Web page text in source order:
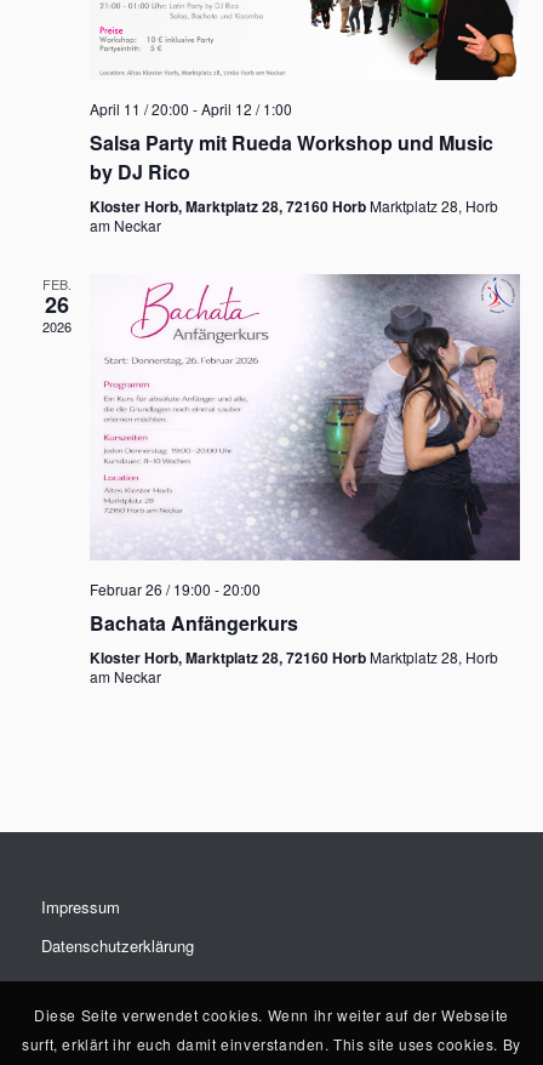
April 11 / 20:00 -April 12 / 1:00
Salsa Party mit Rueda Workshop und Music
by DJ Rico
Kloster Horb, Marktplatz 28, 72160 HorbMarktplatz 28, Horb
am Neckar
FEB.
26
2026
Februar 26 / 19:00 -20:00
Bachata Anfängerkurs
Kloster Horb, Marktplatz 28, 72160 HorbMarktplatz 28, Horb
am Neckar
Impressum
Datenschutzerklärung
Diese Seite verwendet cookies. Wenn ihr weiter auf der Webseite
surft, erklärt ihr euch damit einverstanden. This site uses cookies. By